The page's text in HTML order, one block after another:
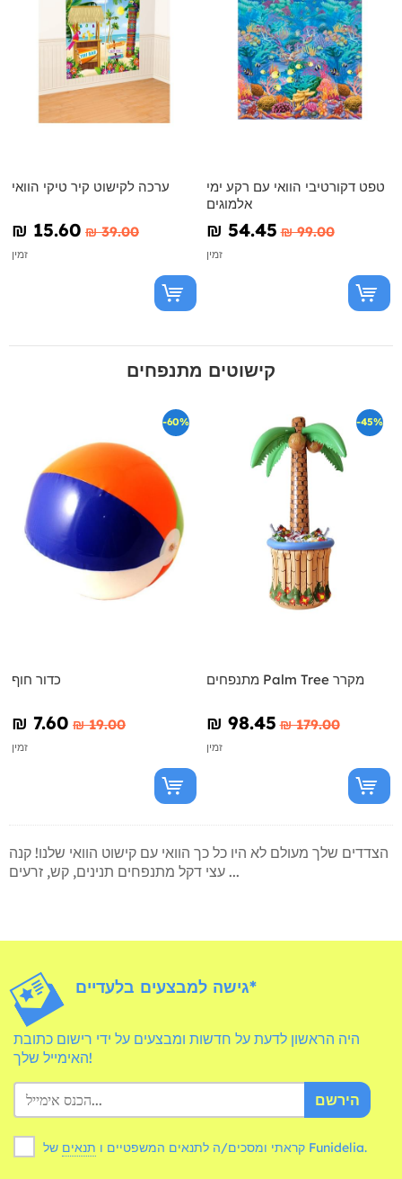
ערכה לקישוט קיר טיקי הוואי
₪‎ 15.60 ₪‎ 39.00
זמין
טפט דקורטיבי הוואי עם רקע ימי
אלמוגים
₪‎ 54.45 ₪‎ 99.00
זמין
קישוטים מתנפחים
-60%
כדור חוף
₪‎ 7.60 ₪‎ 19.00
זמין
-45%
מתנפחים Palm Tree מקרר
₪‎ 98.45 ₪‎ 179.00
זמין
הצדדים שלך מעולם לא היו כל כך הוואי עם קישוט הוואי שלנו! קנה
עצי דקל מתנפחים תנינים, קש, זרעים ...
גישה למבצעים בלעדיים*
היה הראשון לדעת על חדשות ומבצעים על ידי רישום כתובת
האימייל שלך!
הירשם
קראתי ומסכים/ה לתנאים המשפטיים ו תנאים של Funidelia.